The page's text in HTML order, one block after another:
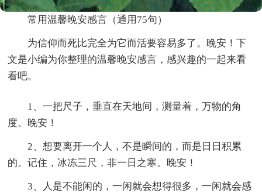
常用温馨晚安感言（通用75句）
为信仰而死比完全为它而活要容易多了。晚安！下
文是小编为你整理的温馨晚安感言，感兴趣的一起来看
看吧。
1、一把尺子，垂直在天地间，测量着，万物的角
度。晚安！
2、想要离开一个人，不是瞬间的，而是日日积累
的。记住，冰冻三尺，非一日之寒。晚安！
3、人是不能闲的，一闲就会想得很多，一闲就会感